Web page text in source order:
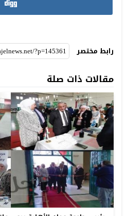
رابط مختصر
مقالات ذات صلة